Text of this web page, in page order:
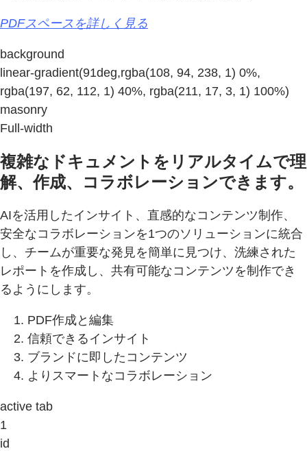
PDFスペースを詳しく見る
background
linear-gradient(91deg,rgba(108, 94, 238, 1) 0%,
rgba(197, 62, 112, 1) 40%, rgba(211, 17, 3, 1) 100%)
masonry
Full-width
複雑なドキュメントをリアルタイムで理
解、作成、コラボレーションできます。
AIを活用したインサイト、直感的なコンテンツ制作、
安全なコラボレーションを1つのソリューションに統合
し、チームが重要な発見を簡単に見つけ、洗練された
レポートを作成し、共有可能なコンテンツを制作でき
るようにします。
PDF作成と編集
信頼できるインサイト
ブランドに即したコンテンツ
よりスマートなコラボレーション
active tab
1
id